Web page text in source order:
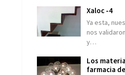
Xaloc -4
Ya esta,
nos
y…
Los
farmacia